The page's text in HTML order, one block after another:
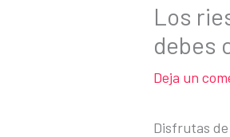
Los
debes
Deja un
Disfrutas